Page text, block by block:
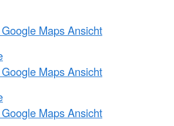
Maps Ansicht
Maps Ansicht
Maps Ansicht